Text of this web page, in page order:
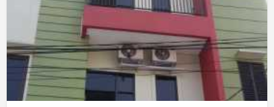
I.residence
Kacang
Dekat
Plaza
Ind/thamrin